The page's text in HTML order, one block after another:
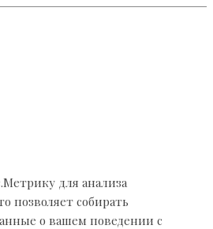
для анализа
позволяет собирать
о вашем поведении с